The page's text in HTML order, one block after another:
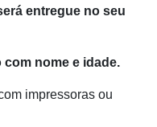
entregue no seu
nome e idade.
impressoras ou